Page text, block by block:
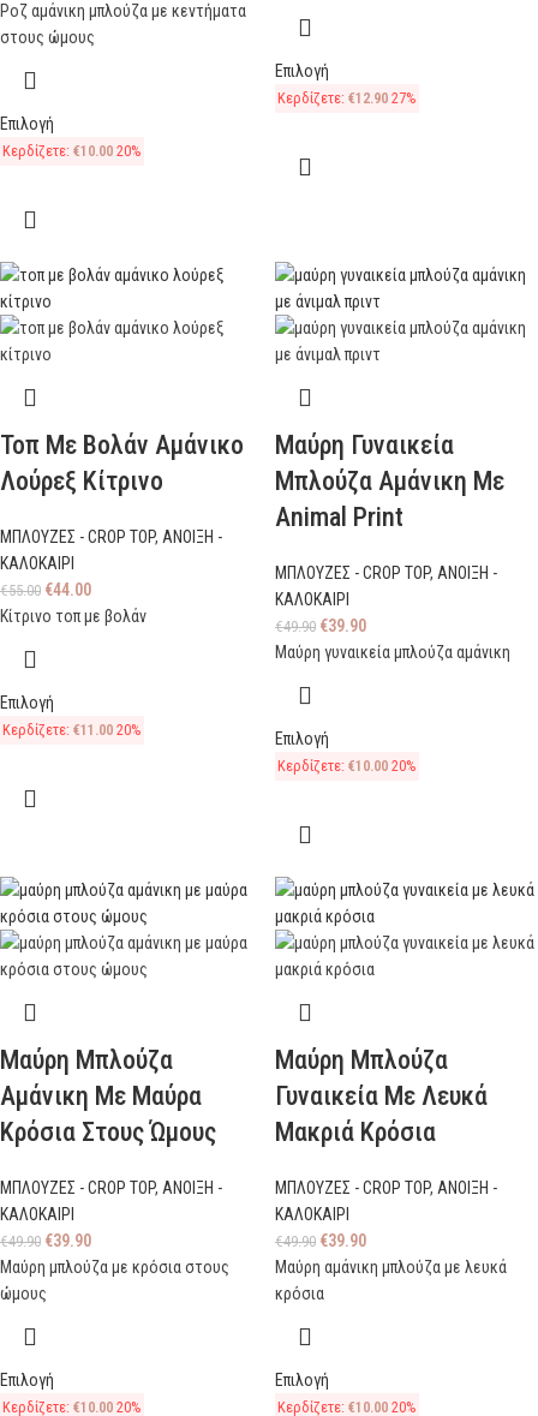
Ροζ αμάνικη μπλούζα με κεντήματα
στους ώμους
Επιλογή
Κερδίζετε: €10.00 20%
Επιλογή
Κερδίζετε: €12.90 27%
Τοπ Με Βολάν Αμάνικο
Λούρεξ Κίτρινο
ΜΠΛΟΥΖΕΣ - CROP TOP, ΑΝΟΙΞΗ -
ΚΑΛΟΚΑΙΡΙ
€55.00 €44.00
Κίτρινο τοπ με βολάν
Επιλογή
Κερδίζετε: €11.00 20%
Μαύρη Γυναικεία
Μπλούζα Αμάνικη Με
Animal Print
ΜΠΛΟΥΖΕΣ - CROP TOP, ΑΝΟΙΞΗ -
ΚΑΛΟΚΑΙΡΙ
€49.90 €39.90
Μαύρη γυναικεία μπλούζα αμάνικη
Επιλογή
Κερδίζετε: €10.00 20%
Μαύρη Μπλούζα
Αμάνικη Με Μαύρα
Κρόσια Στους Ώμους
ΜΠΛΟΥΖΕΣ - CROP TOP, ΑΝΟΙΞΗ -
ΚΑΛΟΚΑΙΡΙ
€49.90 €39.90
Μαύρη μπλούζα με κρόσια στους
ώμους
Επιλογή
Κερδίζετε: €10.00 20%
Μαύρη Μπλούζα
Γυναικεία Με Λευκά
Μακριά Κρόσια
ΜΠΛΟΥΖΕΣ - CROP TOP, ΑΝΟΙΞΗ -
ΚΑΛΟΚΑΙΡΙ
€49.90 €39.90
Μαύρη αμάνικη μπλούζα με λευκά
κρόσια
Επιλογή
Κερδίζετε: €10.00 20%